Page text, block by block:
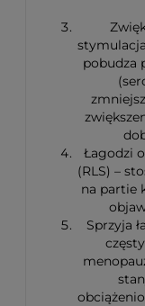
pobudza
Łagodzi
(RLS) –
na partie
Sprzyja